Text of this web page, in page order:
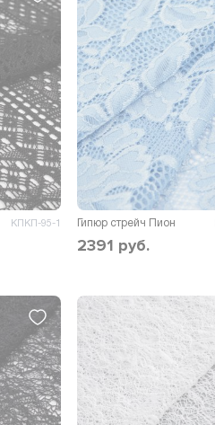
КПКП-95-1 Гипюр стрейч Пион
2391 руб.